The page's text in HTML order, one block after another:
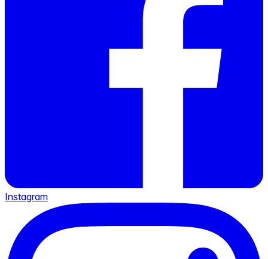
Instagram